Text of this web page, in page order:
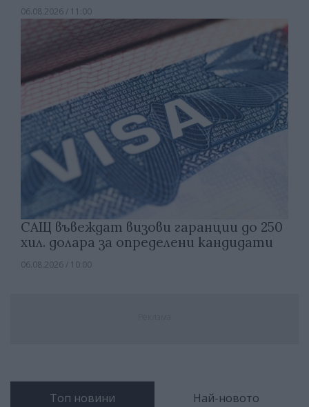
06.08.2026 / 11:00
САЩ въвеждат визови гаранции до 250
хил. долара за определени кандидати
06.08.2026 / 10:00
Топ новини Най-новото